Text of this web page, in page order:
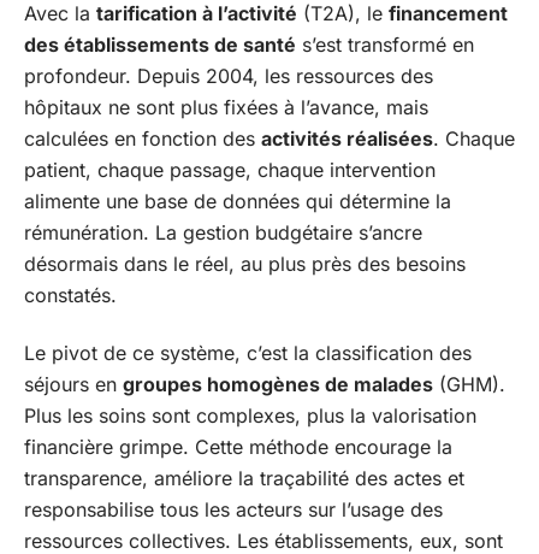
Avec la tarification à l’activité (T2A), le financement
des établissements de santé s’est transformé en
profondeur. Depuis 2004, les ressources des
hôpitaux ne sont plus fixées à l’avance, mais
calculées en fonction des activités réalisées. Chaque
patient, chaque passage, chaque intervention
alimente une base de données qui détermine la
rémunération. La gestion budgétaire s’ancre
désormais dans le réel, au plus près des besoins
constatés.
Le pivot de ce système, c’est la classification des
séjours en groupes homogènes de malades (GHM).
Plus les soins sont complexes, plus la valorisation
financière grimpe. Cette méthode encourage la
transparence, améliore la traçabilité des actes et
responsabilise tous les acteurs sur l’usage des
ressources collectives. Les établissements, eux, sont